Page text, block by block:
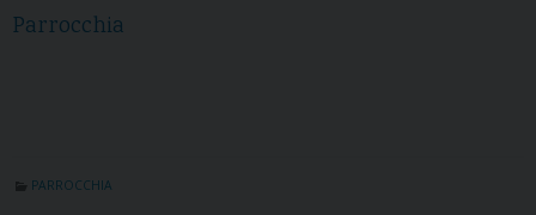
Parrocchia
PARROCCHIA